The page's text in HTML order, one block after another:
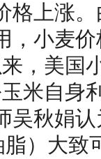
格上涨
，小麦
，美国
米自身
吴秋娟
）大致